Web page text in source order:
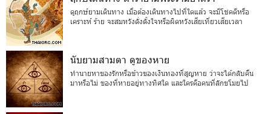
ดูฤกษ์ยามเดินทาง เมื่อต้องเดินทางไปที่ใดแล้ว จะมีโชคดีหรือ
เคราะห์ ร้าย จะสมหวังดั่งตั้งใจหรือผิดหวังเสียเที่ยวเสียเวลา
นับยามสามตา ดูของหาย
ทำนายหาของรักหรือข้าวของเงินทองที่สูญหาย ว่าจะได้กลับคืน
มาหรือไม่ ของที่หายอยู่ทางทิศใด และใครคือคนที่ลักขโมยไป